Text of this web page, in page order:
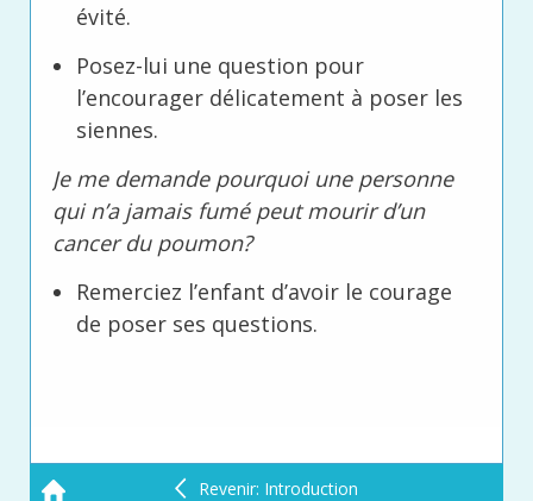
évité.
Posez-lui une question pour
l’encourager délicatement à poser les
siennes.
Je me demande pourquoi une personne
qui n’a jamais fumé peut mourir d’un
cancer du poumon?
Remerciez l’enfant d’avoir le courage
de poser ses questions.
Revenir: Introduction